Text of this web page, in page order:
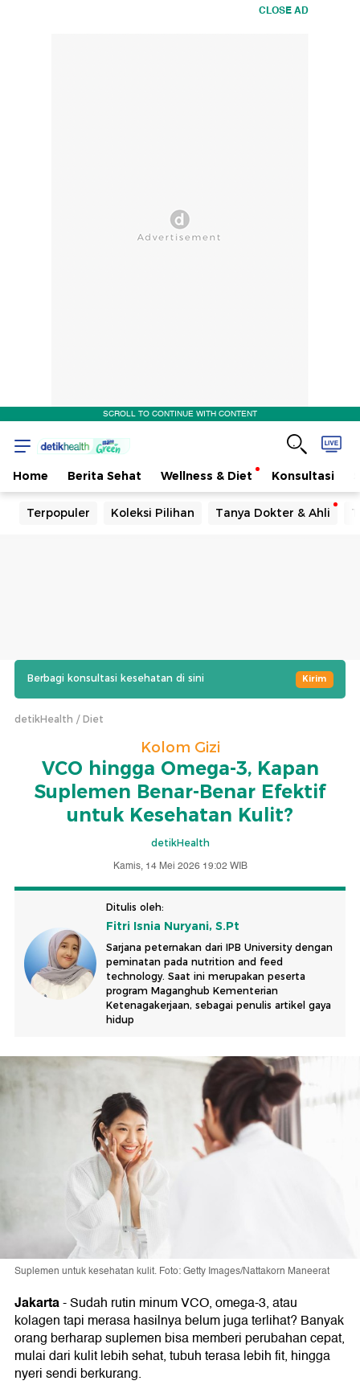
CLOSE AD
SCROLL TO CONTINUE WITH CONTENT
Home Berita Sehat Wellness & Diet Konsultasi
Terpopuler Koleksi Pilihan Tanya Dokter & Ahli
Berbagi konsultasi kesehatan di sini Kirim
detikHealth Diet
Kolom Gizi
VCO hingga Omega-3, Kapan
Suplemen Benar-Benar Efektif
untuk Kesehatan Kulit?
detikHealth
Kamis, 14 Mei 2026 19:02 WIB
Ditulis oleh:
Fitri Isnia Nuryani, S.Pt
Sarjana peternakan dari IPB University dengan
peminatan pada nutrition and feed
technology. Saat ini merupakan peserta
program Maganghub Kementerian
Ketenagakerjaan, sebagai penulis artikel gaya
hidup
Suplemen untuk kesehatan kulit. Foto: Getty Images/Nattakorn Maneerat
Jakarta-Sudah rutin minum VCO, omega-3, atau
kolagen tapi merasa hasilnya belum juga terlihat? Banyak
orang berharap suplemen bisa memberi perubahan cepat,
mulai dari kulit lebih sehat, tubuh terasa lebih fit, hingga
nyeri sendi berkurang.